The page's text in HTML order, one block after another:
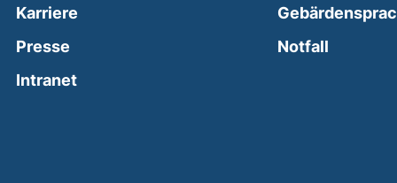
Karriere
Presse
Intranet(external link, opens in a new window)
Notfall